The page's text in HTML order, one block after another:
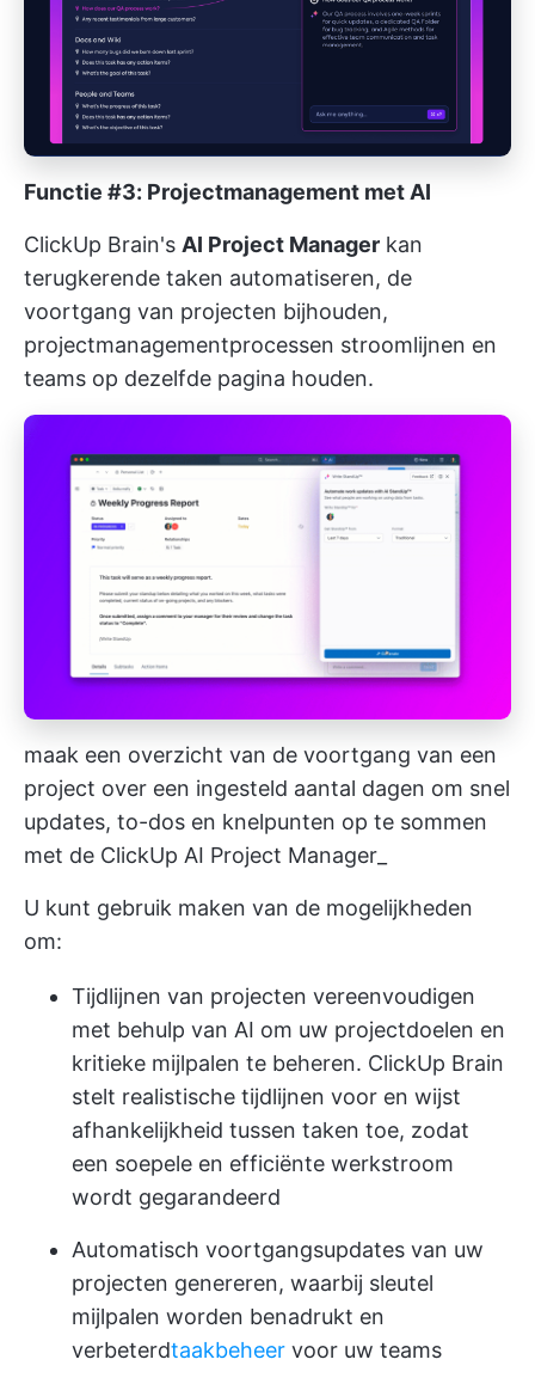
Functie #3: Projectmanagement met AI
ClickUp Brain's AI Project Manager kan
terugkerende taken automatiseren, de
voortgang van projecten bijhouden,
projectmanagementprocessen stroomlijnen en
teams op dezelfde pagina houden.
maak een overzicht van de voortgang van een
project over een ingesteld aantal dagen om snel
updates, to-dos en knelpunten op te sommen
met de ClickUp AI Project Manager_
U kunt gebruik maken van de mogelijkheden
om:
Tijdlijnen van projecten vereenvoudigen
met behulp van AI om uw projectdoelen en
kritieke mijlpalen te beheren. ClickUp Brain
stelt realistische tijdlijnen voor en wijst
afhankelijkheid tussen taken toe, zodat
een soepele en efficiënte werkstroom
wordt gegarandeerd
Automatisch voortgangsupdates van uw
projecten genereren, waarbij sleutel
mijlpalen worden benadrukt en
verbeterdtaakbeheer voor uw teams